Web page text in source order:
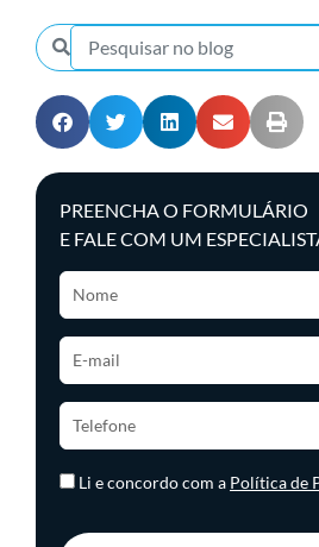
PREENCHA O FORMULÁRIO
E FALE COM UM
Li e concordo com a Política de